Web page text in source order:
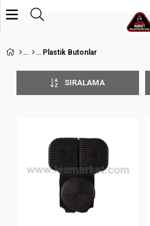
Plastik Butonlar
SIRALAMA